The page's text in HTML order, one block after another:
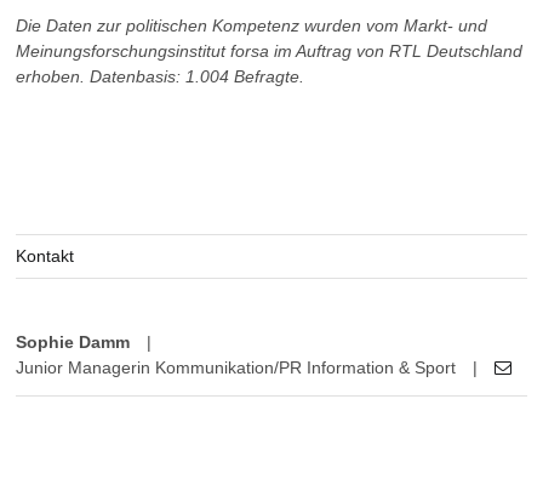
Die Daten zur politischen Kompetenz wurden vom Markt- und
Meinungsforschungsinstitut forsa im Auftrag von RTL Deutschland
erhoben. Datenbasis: 1.004 Befragte.
Kontakt
Sophie Damm
|
Junior Managerin Kommunikation/PR Information & Sport
|